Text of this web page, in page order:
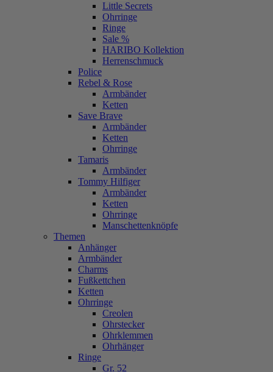
Little Secrets
Ohrringe
Ringe
Sale %
HARIBO Kollektion
Herrenschmuck
Police
Rebel & Rose
Armbänder
Ketten
Save Brave
Armbänder
Ketten
Ohrringe
Tamaris
Armbänder
Tommy Hilfiger
Armbänder
Ketten
Ohrringe
Manschettenknöpfe
Themen
Anhänger
Armbänder
Charms
Fußkettchen
Ketten
Ohrringe
Creolen
Ohrstecker
Ohrklemmen
Ohrhänger
Ringe
Gr. 52